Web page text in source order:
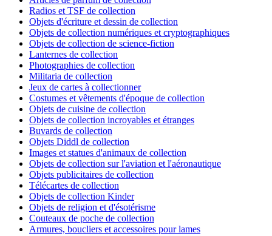
Radios et TSF de collection
Objets d'écriture et dessin de collection
Objets de collection numériques et cryptographiques
Objets de collection de science-fiction
Lanternes de collection
Photographies de collection
Militaria de collection
Jeux de cartes à collectionner
Costumes et vêtements d'époque de collection
Objets de cuisine de collection
Objets de collection incroyables et étranges
Buvards de collection
Objets Diddl de collection
Images et statues d'animaux de collection
Objets de collection sur l'aviation et l'aéronautique
Objets publicitaires de collection
Télécartes de collection
Objets de collection Kinder
Objets de religion et d'ésotérisme
Couteaux de poche de collection
Armures, boucliers et accessoires pour lames